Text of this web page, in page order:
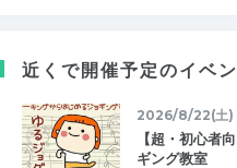
近くで開催予定のイベン
2026/8/22(土)
【超・初心者
ギング教室